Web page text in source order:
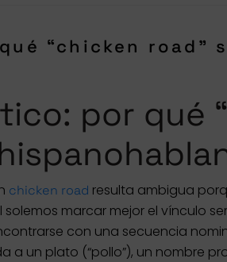
“chicken road”
por qué
chicken road resulta ambigua
marcar mejor el vínculo
con una secuencia
a un plato (“pollo”), un nombre